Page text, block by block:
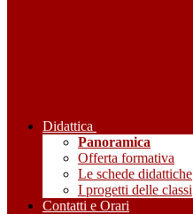
Didattica
Panoramica
Offerta formativa
Le schede didattiche
I progetti delle classi
Contatti e Orari